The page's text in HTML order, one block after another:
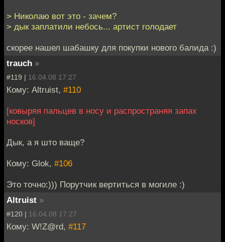
> Николаю вот это - зачем?
> дык заплатили небось... артист голодает
скорее нашел шабашку для покупки нового балида :)
trauch »
#119 | 16.04.08 17:27
Кому: Altruist, #110
[ковыряя пальцев в носу и распространяя запах
носков]
Дык, а я што ваще?
Кому: Glok, #106
Это точно:))) Порутчик вертиться в могиле :)
Altruist »
#120 | 16.04.08 17:27
Кому: W!Z@rd, #117